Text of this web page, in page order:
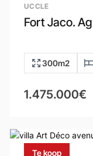
UCCLE
Fort Jaco.
300m2
1.475.000€
Te koop